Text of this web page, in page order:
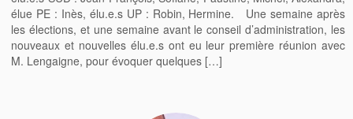
élue PE : Inès, élu.e.s UP : Robin, Hermine. Une semaine après
les élections, et une semaine avant le conseil d’administration, les
nouveaux et nouvelles élu.e.s ont eu leur première réunion avec
M. Lengaigne, pour évoquer quelques […]